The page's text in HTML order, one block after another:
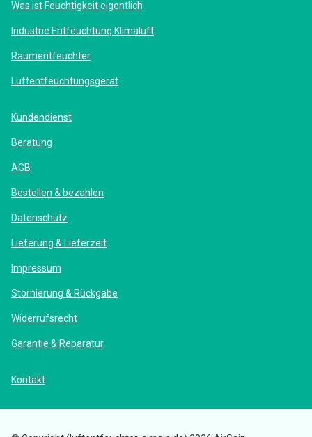
Was ist Feuchtigkeit eigentlich
Industrie Entfeuchtung Klimaluft
Raumentfeuchter
Luftentfeuchtungsgerät
Kundendienst
Beratung
AGB
Bestellen & bezahlen
Datenschutz
Lieferung & Lieferzeit
Impressum
Stornierung & Rückgabe
Widerrufsrecht
Garantie & Reparatur
Kontakt